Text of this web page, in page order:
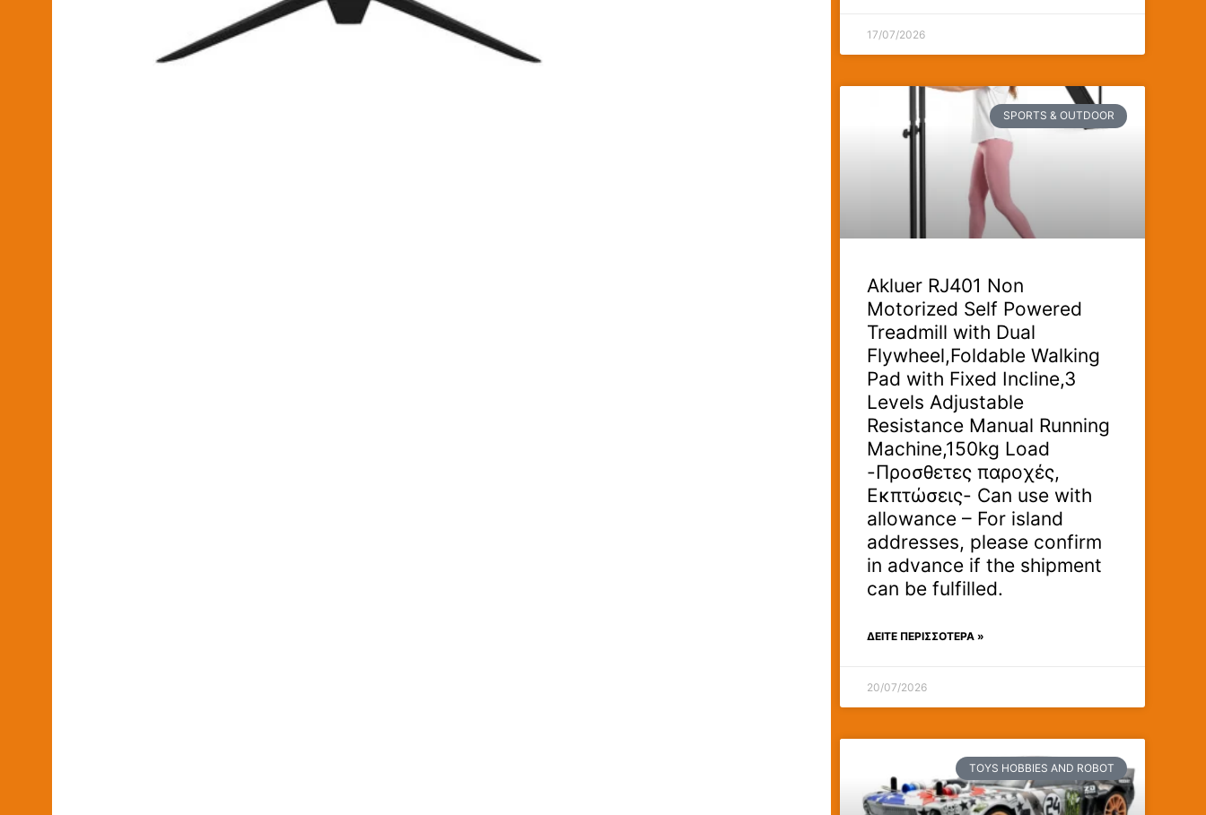
17/07/2026
SPORTS & OUTDOOR
Akluer RJ401 Non
Motorized Self Powered
Treadmill with Dual
Flywheel,Foldable Walking
Pad with Fixed Incline,3
Levels Adjustable
Resistance Manual Running
Machine,150kg Load
-Προσθετες παροχές,
Εκπτώσεις- Can use with
allowance – For island
addresses, please confirm
in advance if the shipment
can be fulfilled.
ΔΕΊΤΕ ΠΕΡΙΣΣΟΤΕΡΑ »
20/07/2026
TOYS HOBBIES AND ROBOT